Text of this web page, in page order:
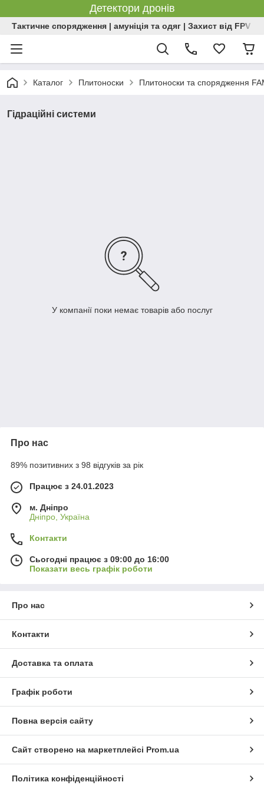
Детектори дронів
Тактичне спорядження | амуніція та одяг | Захист від FPV |
Каталог Плитоноски Плитоноски та спорядження
Гідраційні системи
У компанії поки немає товарів або послуг
Про нас
89% позитивних з 98 відгуків за рік
Працює з 24.01.2023
м. Дніпро
Дніпро, Україна
Контакти
Сьогодні працює з 09:00 до 16:00
Показати весь графік роботи
Про нас
Контакти
Доставка та оплата
Графік роботи
Повна версія сайту
Сайт створено на маркетплейсі Prom.ua
Політика конфіденційності